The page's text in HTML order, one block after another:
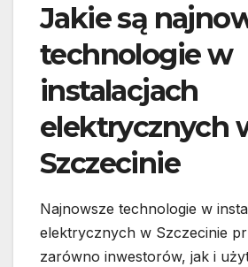
Jakie są
technologie w
instalacjach
elektrycznych
Szczecinie
Najnowsze technologie w
elektrycznych w Szczecinie
zarówno inwestorów, jak i